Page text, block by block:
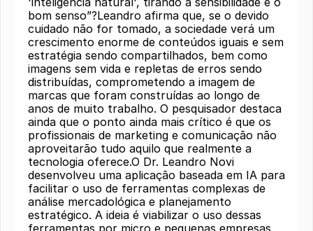
bom senso”?Leandro afirma que, se o devido
cuidado não for tomado, a sociedade verá um
crescimento enorme de conteúdos iguais e sem
estratégia sendo compartilhados, bem como
imagens sem vida e repletas de erros sendo
distribuídas, comprometendo a imagem de
marcas que foram construídas ao longo de
anos de muito trabalho. O pesquisador destaca
ainda que o ponto ainda mais crítico é que os
profissionais de marketing e comunicação não
aproveitarão tudo aquilo que realmente a
tecnologia oferece.O Dr. Leandro Novi
desenvolveu uma aplicação baseada em IA para
facilitar o uso de ferramentas complexas de
análise mercadológica e planejamento
estratégico. A ideia é viabilizar o uso dessas
ferramentas por micro e pequenas empresas,